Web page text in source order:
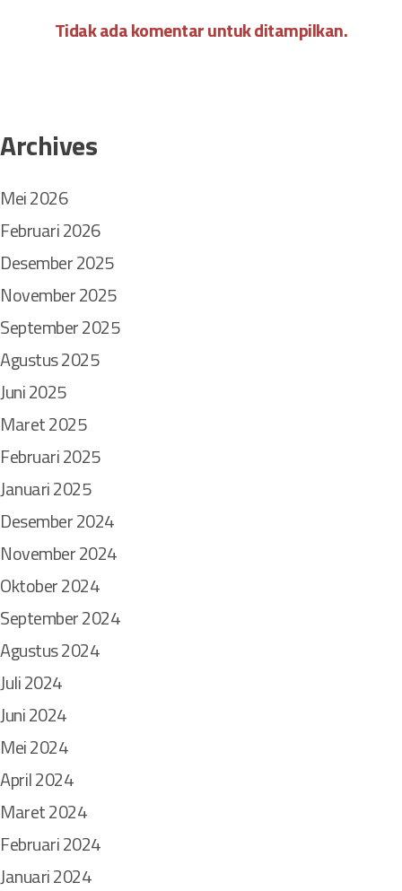
Tidak ada komentar untuk ditampilkan.
Archives
Mei 2026
Februari 2026
Desember 2025
November 2025
September 2025
Agustus 2025
Juni 2025
Maret 2025
Februari 2025
Januari 2025
Desember 2024
November 2024
Oktober 2024
September 2024
Agustus 2024
Juli 2024
Juni 2024
Mei 2024
April 2024
Maret 2024
Februari 2024
Januari 2024